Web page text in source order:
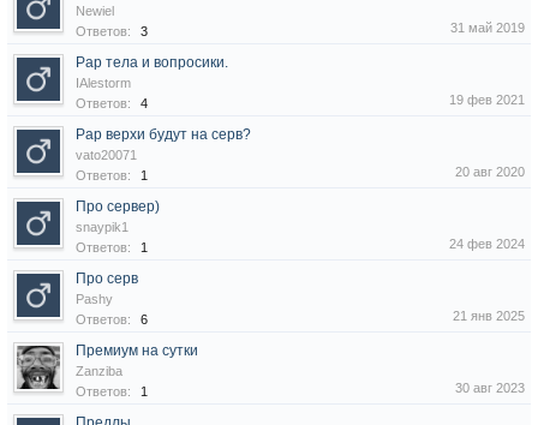
Newiel
Ответов:
3 31 май 2019
Рар тела и вопросики.
IAlestorm
Ответов:
4 19 фев 2021
Рар верхи будут на серв?
vato20071
Ответов:
1 20 авг 2020
Про сервер)
snaypik1
Ответов:
1 24 фев 2024
Про серв
Pashy
Ответов:
6 21 янв 2025
Премиум на сутки
Zanziba
Ответов:
1 30 авг 2023